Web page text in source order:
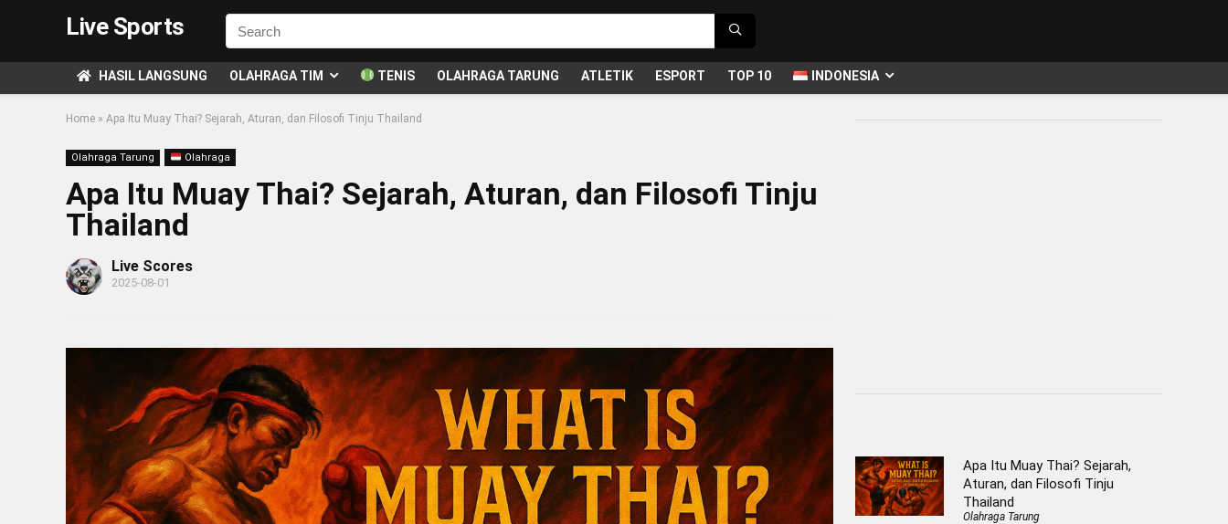
Live Sports
HASIL LANGSUNG OLAHRAGA TIM TENIS OLAHRAGA TARUNG ATLETIK ESPORT TOP 10 INDONESIA
Home » Apa Itu Muay Thai? Sejarah, Aturan, dan Filosofi Tinju Thailand
Olahraga Tarung Olahraga
Apa Itu Muay Thai? Sejarah, Aturan, dan Filosofi Tinju
Thailand
Live Scores
2025-08-01
Apa Itu Muay Thai? Sejarah,
Aturan, dan Filosofi Tinju
Thailand
Olahraga Tarung